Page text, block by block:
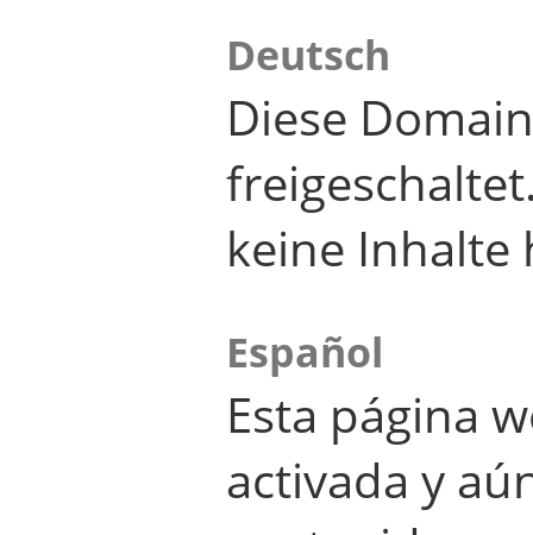
Deutsch
Diese
keine Inhalte
Español
Esta página
activada y